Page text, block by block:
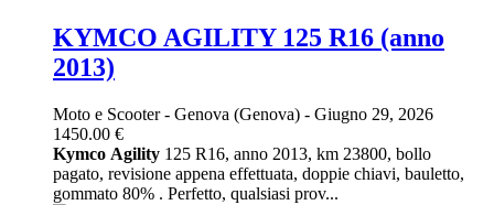
KYMCO AGILITY 125 R16 (anno
2013)
Moto e Scooter- Genova (Genova) - Giugno 29, 2026
1450.00 €
Kymco Agility 125 R16, anno 2013, km 23800, bollo
pagato, revisione appena effettuata, doppie chiavi, bauletto,
gommato 80% . Perfetto, qualsiasi prov...